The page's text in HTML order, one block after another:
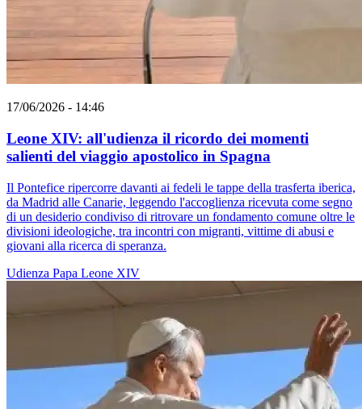
17/06/2026 - 14:46
Leone XIV: all'udienza il ricordo dei momenti
salienti del viaggio apostolico in Spagna
Il Pontefice ripercorre davanti ai fedeli le tappe della trasferta iberica,
da Madrid alle Canarie, leggendo l'accoglienza ricevuta come segno
di un desiderio condiviso di ritrovare un fondamento comune oltre le
divisioni ideologiche, tra incontri con migranti, vittime di abusi e
giovani alla ricerca di speranza.
Udienza Papa Leone XIV